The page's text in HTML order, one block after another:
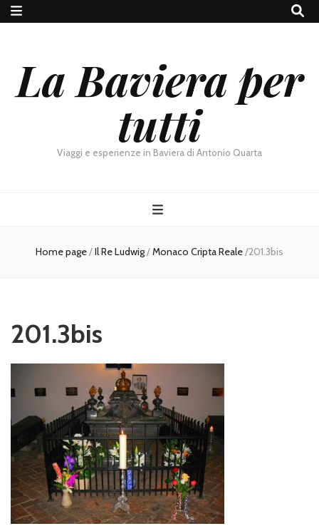
La Baviera per
tutti
Viaggi e esperienze in Baviera di Antonio Quarta
Home page/Il Re Ludwig/Monaco Cripta Reale/201.3bis
201.3bis